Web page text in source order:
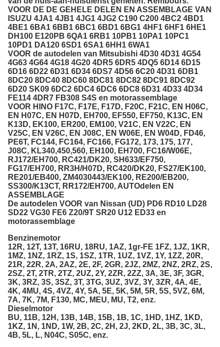
VOOR DE DE GEHELE DELEN EN ASSEMBLAGE VAN
ISUZU 4JA1 4JB1 4JG1 4JG2 C190 C200 4BC2 4BD1
4BE1 6BA1 6BB1 6BC1 6BD1 6BG1 4HF1 6HF1 6HE1
DH100 E120PB 6QA1 6RB1 10PB1 10PA1 10PC1
10PD1 DA120 6SD1 6SA1 6HH1 6WA1
VOOR de autodelen van Mitsubishi 4D30 4D31 4G54
4G63 4G64 4G18 4G20 4DR5 6DR5 4DQ5 6D14 6D15
6D16 6D22 6D31 6D34 6DS7 4D56 6C20 4D31 6DB1
8DC20 8DC40 8DC60 8DC81 8DC82 8DC91 8DC92
6D20 SK09 6DC2 6DC4 6DC6 6DC8 6D31 4D33 4D34
FE114 4DR7 FB308 S4S en motorassemblage
VOOR HINO F17C, F17E, F17D, F20C, F21C, EN H06C,
EN H07C, EN H07D, EH700, EF550, EF750, K13C, EN
K13D, EK100, ER200, EM100, V21C, EN V22C, EN
V25C, EN V26C, EN J08C, EN W06E, EN W04D, FD46,
PE6T, FC144, FC164, FC166, FG172, 173, 175, 177,
J08C, KL340,450,560, EH100, EH700, FC16/W06E,
RJ172/EH700, RC421/DK20, SH633/EF750,
FG17/EH700, RR3H/H07D, RC420/DK20, FS27/EK100,
RE201/EB400, ZM4030443/EK100, RE200/EB200,
SS300/K13CT, RR172/EH700, AUTOdelen EN
ASSEMBLAGE
De autodelen VOOR van Nissan (UD) PD6 RD10 LD28
SD22 VG30 FE6 Z20/9T SR20 U12 ED33 en
motorassemblage
Benzinemotor
12R, 12T, 13T, 16RU, 18RU, 1AZ, 1gr-FE 1FZ, 1JZ, 1KR,
1MZ, 1NZ, 1RZ, 1S, 1SZ, 1TR, 1UZ, 1VZ, 1Y, 1ZZ, 20R,
21R, 22R, 2A, 2AZ, 2E, 2F, 2GR, 2JZ, 2MZ, 2NZ, 2RZ, 2S,
2SZ, 2T, 2TR, 2TZ, 2UZ, 2Y, 2ZR, 2ZZ, 3A, 3E, 3F, 3GR,
3K, 3RZ, 3S, 3SZ, 3T, 3TG, 3UZ, 3VZ, 3Y, 3ZR, 4A, 4E,
4K, 4MU, 4S, 4VZ, 4Y, 5A, 5E, 5K, 5M, 5R, 5S, 5VZ, 6M,
7A, 7K, 7M, F130, MC, MEU, MU, T2, enz.
Dieselmotor
BU, 11B, 12H, 13B, 14B, 15B, 1B, 1C, 1HD, 1HZ, 1KD,
1KZ, 1N, 1ND, 1W, 2B, 2C, 2H, 2J, 2KD, 2L, 3B, 3C, 3L,
4B, 5L, L, N04C, S05C, enz.